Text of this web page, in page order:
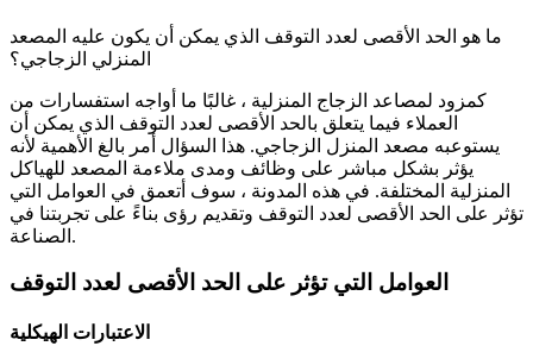
ما هو الحد الأقصى لعدد التوقف الذي يمكن أن يكون عليه المصعد
المنزلي الزجاجي؟
كمزود لمصاعد الزجاج المنزلية ، غالبًا ما أواجه استفسارات من
العملاء فيما يتعلق بالحد الأقصى لعدد التوقف الذي يمكن أن
يستوعبه مصعد المنزل الزجاجي. هذا السؤال أمر بالغ الأهمية لأنه
يؤثر بشكل مباشر على وظائف ومدى ملاءمة المصعد للهياكل
المنزلية المختلفة. في هذه المدونة ، سوف أتعمق في العوامل التي
تؤثر على الحد الأقصى لعدد التوقف وتقديم رؤى بناءً على تجربتنا في
الصناعة.
العوامل التي تؤثر على الحد الأقصى لعدد التوقف
الاعتبارات الهيكلية